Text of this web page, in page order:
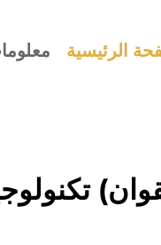
الرئيسية